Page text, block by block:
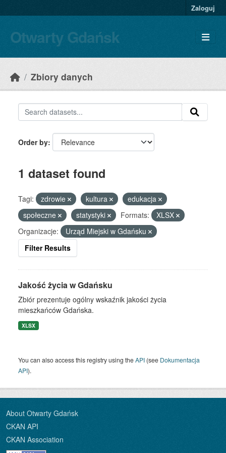
Zaloguj
Otwarty Gdańsk
Zbiory danych
Order by
1 dataset found
Tagi: zdrowie kultura
edukacja
społeczne
statystyki Formats:
XLSX
Organizacje:
Urząd Miejski w Gdańsku
Filter Results
Jakość życia w Gdańsku
Zbiór prezentuje ogólny wskaźnik jakości życia
mieszkańców Gdańska.
XLSX
You can also access this registry using theAPI (see Dokumentacja
API).
About Otwarty Gdańsk
CKAN API
CKAN Association